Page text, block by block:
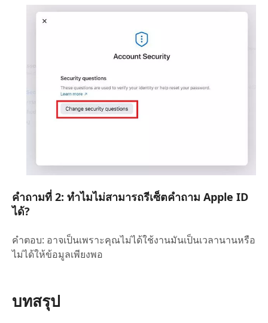
คำถามที่ 2: ทำไมไม่สามารถรีเซ็ตคำถาม Apple ID
ได้?
คำตอบ: อาจเป็นเพราะคุณไม่ได้ใช้งานมันเป็นเวลานานหรือ
ไม่ได้ให้ข้อมูลเพียงพอ
บทสรุป